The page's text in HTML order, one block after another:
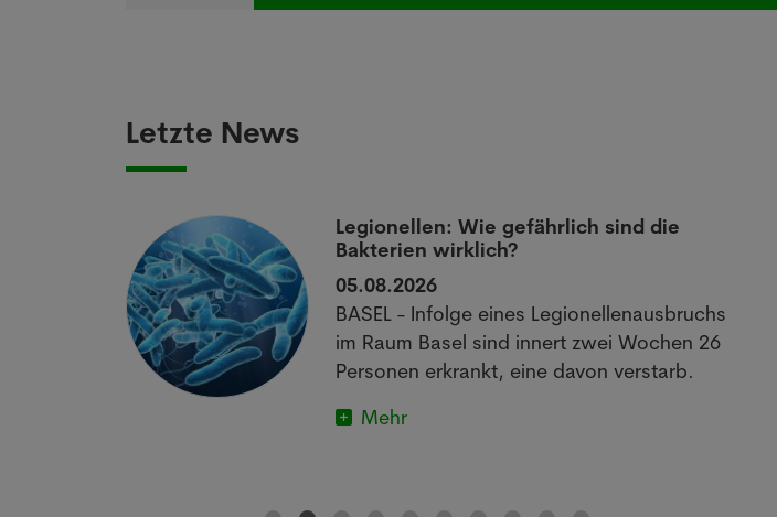
Letzte News
Legionellen: Wie gefährlich sind die
Bakterien wirklich?
05.08.2026
BASEL - Infolge eines Legionellenausbruchs
im Raum Basel sind innert zwei Wochen 26
Personen erkrankt, eine davon verstarb.
Mehr